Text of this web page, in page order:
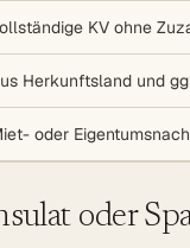
KV ohne
Herkunftsland und
oder
oder